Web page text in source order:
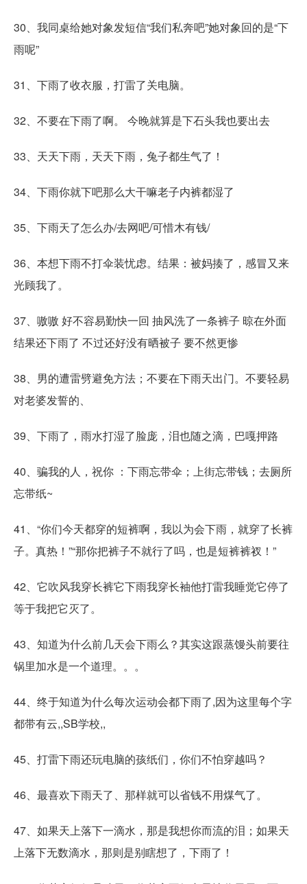
30、我同桌给她对象发短信“我们私奔吧”她对象回的是“下
雨呢”
31、下雨了收衣服，打雷了关电脑。
32、不要在下雨了啊。 今晚就算是下石头我也要出去
33、天天下雨，天天下雨，兔子都生气了！
34、下雨你就下吧那么大干嘛老子内裤都湿了
35、下雨天了怎么办/去网吧/可惜木有钱/
36、本想下雨不打伞装忧虑。结果：被妈揍了，感冒又来
光顾我了。
37、嗷嗷 好不容易勤快一回 抽风洗了一条裤子 晾在外面
结果还下雨了 不过还好没有晒被子 要不然更惨
38、男的遭雷劈避免方法；不要在下雨天出门。不要轻易
对老婆发誓的、
39、下雨了，雨水打湿了脸庞，泪也随之滴，巴嘎押路
40、骗我的人，祝你 ：下雨忘带伞；上街忘带钱；去厕所
忘带纸~
41、“你们今天都穿的短裤啊，我以为会下雨，就穿了长裤
子。真热！”“那你把裤子不就行了吗，也是短裤裤衩！”
42、它吹风我穿长裤它下雨我穿长袖他打雷我睡觉它停了
等于我把它灭了。
43、知道为什么前几天会下雨么？其实这跟蒸馒头前要往
锅里加水是一个道理。。。
44、终于知道为什么每次运动会都下雨了,因为这里每个字
都带有云,,SB学校,,
45、打雷下雨还玩电脑的孩纸们，你们不怕穿越吗？
46、最喜欢下雨天了、那样就可以省钱不用煤气了。
47、如果天上落下一滴水，那是我想你而流的泪；如果天
上落下无数滴水，那则是别瞎想了，下雨了！